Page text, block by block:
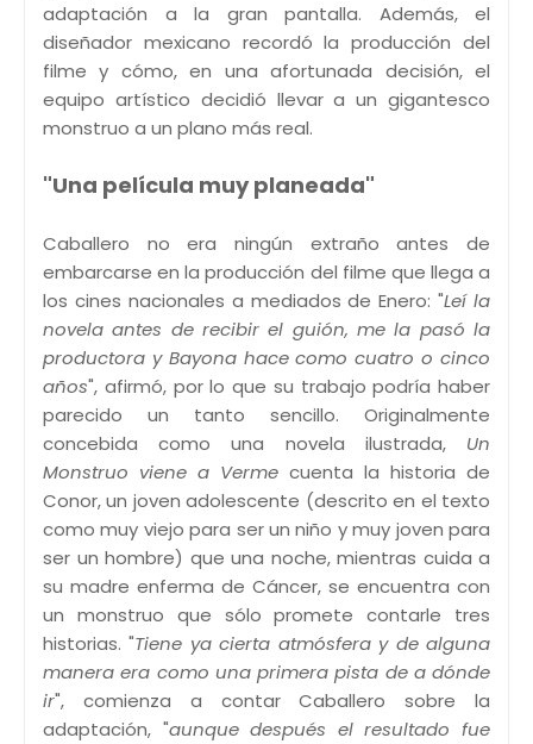
adaptación a la gran pantalla. Además, el
diseñador mexicano recordó la producción del
filme y cómo, en una afortunada decisión, el
equipo artístico decidió llevar a un gigantesco
monstruo a un plano más real.
"Una película muy planeada"
Caballero no era ningún extraño antes de
embarcarse en la producción del filme que llega a
los cines nacionales a mediados de Enero: "Leí la
novela antes de recibir el guión, me la pasó la
productora y Bayona hace como cuatro o cinco
años", afirmó, por lo que su trabajo podría haber
parecido un tanto sencillo. Originalmente
concebida como una novela ilustrada, Un
Monstruo viene a Verme cuenta la historia de
Conor, un joven adolescente (descrito en el texto
como muy viejo para ser un niño y muy joven para
ser un hombre) que una noche, mientras cuida a
su madre enferma de Cáncer, se encuentra con
un monstruo que sólo promete contarle tres
historias. "Tiene ya cierta atmósfera y de alguna
manera era como una primera pista de a dónde
ir", comienza a contar Caballero sobre la
adaptación, "aunque después el resultado fue